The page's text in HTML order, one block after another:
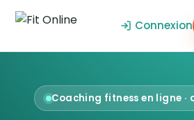
Connexion
Coaching fitness en ligne ·